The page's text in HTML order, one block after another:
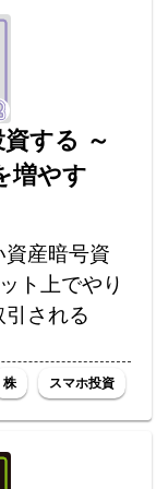
する ～
増やす
資産暗号資
ト上でやり
される
株 スマホ投資